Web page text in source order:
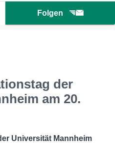
Folgen
der
am 20.
Universität Mannheim